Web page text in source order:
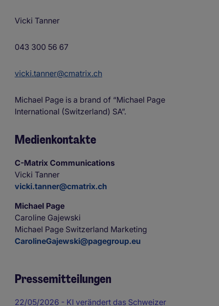
Vicki Tanner
043 300 56 67
vicki.tanner@cmatrix.ch
Michael Page is a brand of “Michael Page
International (Switzerland) SA”.
Medienkontakte
C-Matrix Communications
Vicki Tanner
vicki.tanner@cmatrix.ch
Michael Page
Caroline Gajewski
Michael Page Switzerland Marketing
CarolineGajewski@pagegroup.eu
Pressemitteilungen
22/05/2026 - KI verändert das Schweizer